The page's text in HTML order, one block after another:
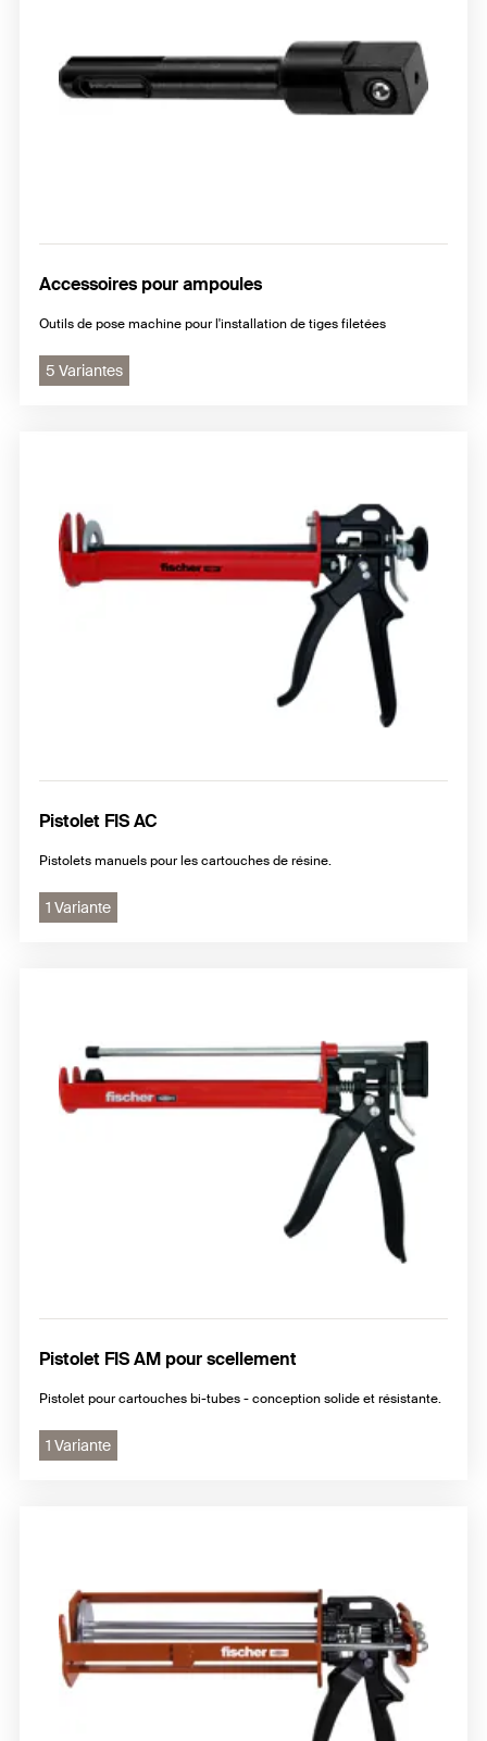
Accessoires pour ampoules
Outils de pose machine pour l'installation de tiges filetées
5 Variantes
Pistolet FIS AC
Pistolets manuels pour les cartouches de résine.
1 Variante
Pistolet FIS AM pour scellement
Pistolet pour cartouches bi-tubes - conception solide et résistante.
1 Variante